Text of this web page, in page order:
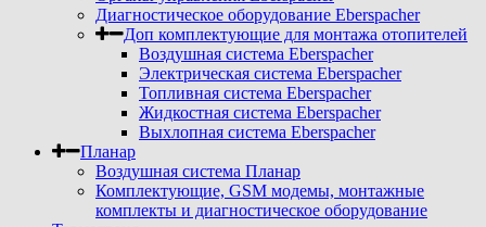
Диагностическое оборудование Eberspacher
Доп комплектующие для монтажа отопителей
Воздушная система Eberspacher
Электрическая система Eberspacher
Топливная система Eberspacher
Жидкостная система Eberspacher
Выхлопная система Eberspacher
Планар
Воздушная система Планар
Комплектующие, GSM модемы, монтажные
комплекты и диагностическое оборудование